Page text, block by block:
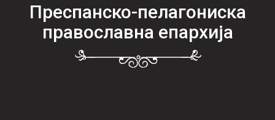
Преспанско-пелагониска
православна епархија